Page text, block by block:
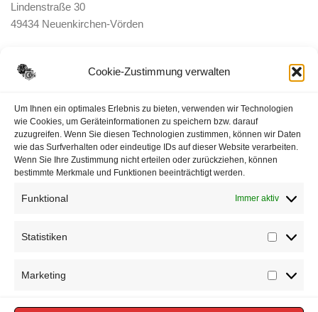
Cookie-Zustimmung verwalten
Um Ihnen ein optimales Erlebnis zu bieten, verwenden wir Technologien
wie Cookies, um Geräteinformationen zu speichern bzw. darauf
zuzugreifen. Wenn Sie diesen Technologien zustimmen, können wir Daten
wie das Surfverhalten oder eindeutige IDs auf dieser Website verarbeiten.
Wenn Sie Ihre Zustimmung nicht erteilen oder zurückziehen, können
bestimmte Merkmale und Funktionen beeinträchtigt werden.
Funktional Immer aktiv
Statistiken
Marketing
Lindenstraße 30
49434 Neuenkirchen-Vörden
Datenschutzerklärung
Impressum
Cookie-Richtlinie (EU)